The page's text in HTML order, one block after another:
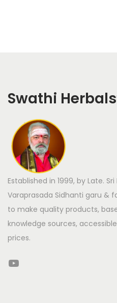
Swathi Herbals
Established in 1999, by Late.
Varaprasada Sidhanti garu &
to make quality products,
knowledge sources,
prices.